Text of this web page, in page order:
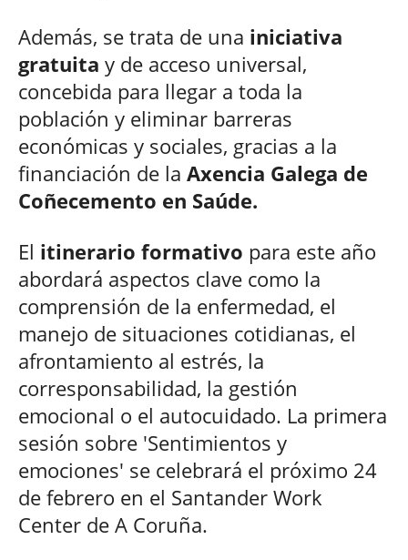
Además, se trata de una iniciativa
gratuita y de acceso universal,
concebida para llegar a toda la
población y eliminar barreras
económicas y sociales, gracias a la
financiación de la Axencia Galega de
Coñecemento en Saúde.
El itinerario formativo para este año
abordará aspectos clave como la
comprensión de la enfermedad, el
manejo de situaciones cotidianas, el
afrontamiento al estrés, la
corresponsabilidad, la gestión
emocional o el autocuidado. La primera
sesión sobre 'Sentimientos y
emociones' se celebrará el próximo 24
de febrero en el Santander Work
Center de A Coruña.